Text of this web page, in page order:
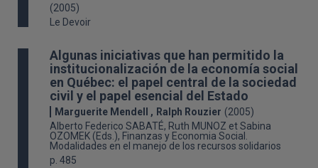
(2005)
Le Devoir
Algunas iniciativas que han permitido la
institucionalización de la economía social
en Québec: el papel central de la sociedad
civil y el papel esencial del Estado
Marguerite Mendell Ralph Rouzier (2005)
Alberto Federico SABATÉ, Ruth MUNOZ et Sabina
OZOMEK (Eds.), Finanzas y Economia Social.
Modalidades en el manejo de los recursos solidarios
p. 485